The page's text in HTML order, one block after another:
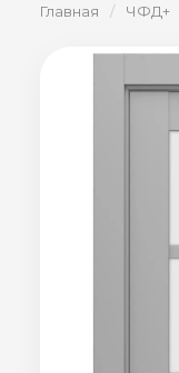
Главная / ЧФД+